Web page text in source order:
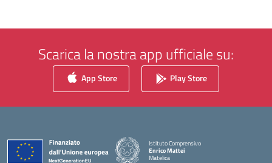
Scarica la nostra app ufficiale su:
App Store Play Store
Istituto Comprensivo
Enrico Mattei
Matelica